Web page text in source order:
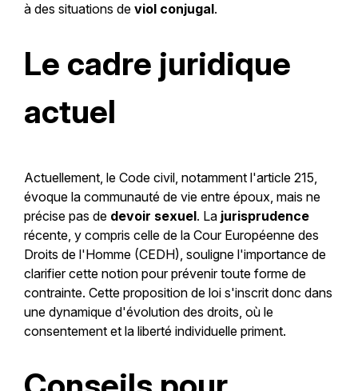
à des situations de viol conjugal.
Le cadre juridique
actuel
Actuellement, le Code civil, notamment l'article 215,
évoque la communauté de vie entre époux, mais ne
précise pas de devoir sexuel. La jurisprudence
récente, y compris celle de la Cour Européenne des
Droits de l'Homme (CEDH), souligne l'importance de
clarifier cette notion pour prévenir toute forme de
contrainte. Cette proposition de loi s'inscrit donc dans
une dynamique d'évolution des droits, où le
consentement et la liberté individuelle priment.